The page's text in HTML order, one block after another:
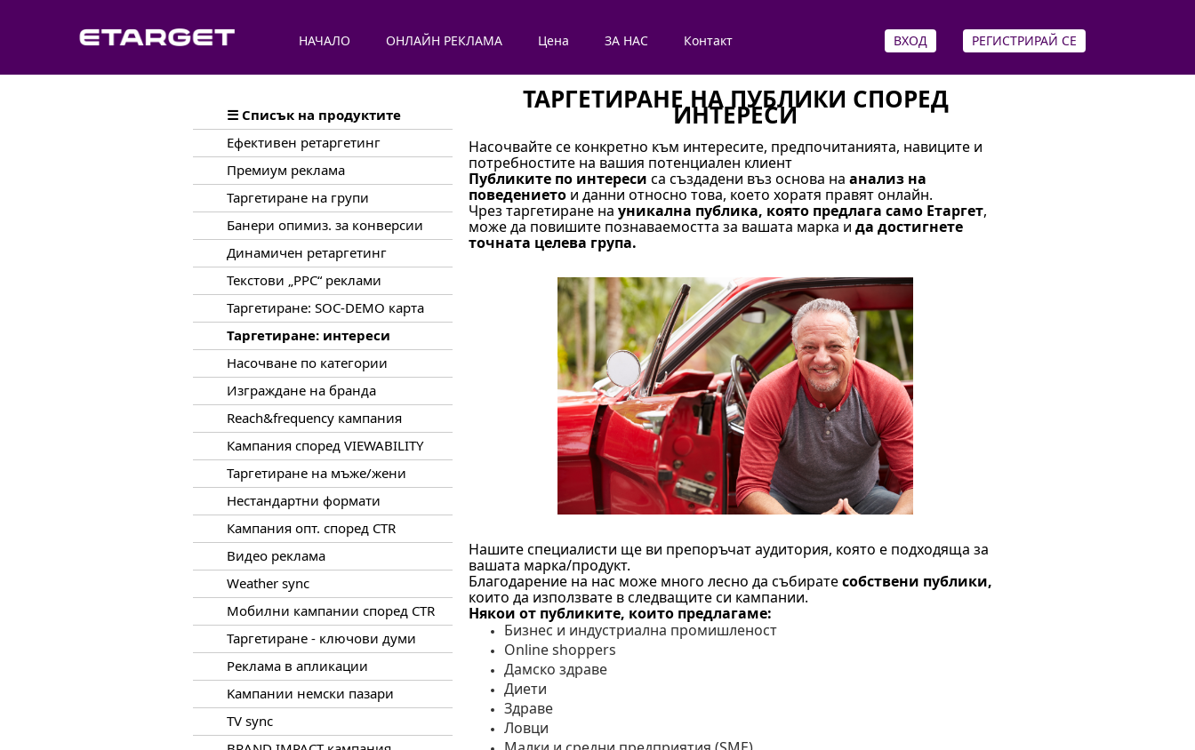
НАЧАЛО ОНЛАЙН РЕКЛАМА Цена ЗА НАС Контакт РЕГИСТРИРАЙ СЕ
ВХОД
ТАРГЕТИРАНЕ НА ПУБЛИКИ СПОРЕД
ИНТЕРЕСИ
Насочвайте се конкретно към интересите, предпочитанията, навиците и
потребностите на вашия потенциален клиент
Публиките по интереси са създадени въз основа на анализ на
поведението и данни относно това, което хоратя правят онлайн.
Чрез таргетиране на уникална публика, която предлага само Етаргет,
може да повишите познаваемостта за вашата марка и да достигнете
точната целева група.
Нашите специалисти ще ви препоръчат аудитория, която е подходяща за
вашата марка/продукт.
Благодарение на нас може много лесно да събиратесобствени публики,
които да използвате в следващите си кампании.
Някои от публиките, които предлагаме:
Бизнес и индустриална промишленост
Online shoppers
Дамско здраве
Диети
Здраве
Ловци
☰ Списък на продуктите
Ефективен ретаргетинг
Премиум реклама
Таргетиране на групи
Банери опимиз. за конверсии
Динамичен ретаргетинг
Текстови „PPC“ реклами
Таргетиране: SOC-DEMO карта
Таргетиране: интереси
Hасочване по категории
Изграждане на бранда
Reach&frequency кампания
Кампания според VIEWABILITY
Таргетиране на мъже/жени
Нестандартни формати
Кампания опт. според CTR
Видео реклама
Weather sync
Мобилни кампании според CTR
Таргетиране - ключови думи
Реклама в апликации
Kампании немски пазари
TV sync